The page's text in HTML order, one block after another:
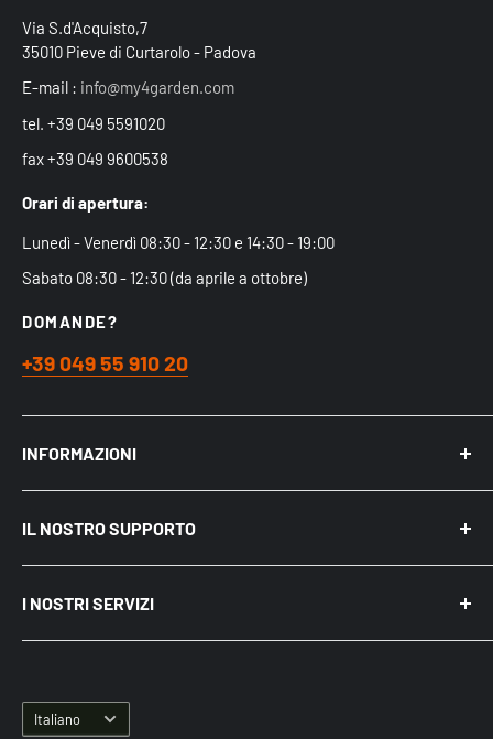
Via S.d'Acquisto,7
35010 Pieve di Curtarolo - Padova
E-mail : info@my4garden.com
tel. +39 049 5591020
fax +39 049 9600538
Orari di apertura:
Lunedì - Venerdì 08:30 - 12:30 e 14:30 - 19:00
Sabato 08:30 - 12:30 (da aprile a ottobre)
DOMANDE?
+39 049 55 910 20
INFORMAZIONI
Acquistare nel Negozio Fisico
Spedizioni
Politica sulla riservatezza
IL NOSTRO SUPPORTO
Recensioni
Come acquistare
Termini e Condizioni
I NOSTRI SERVIZI
Corsi di formazione sull'irrigazione
Lingua
Italiano